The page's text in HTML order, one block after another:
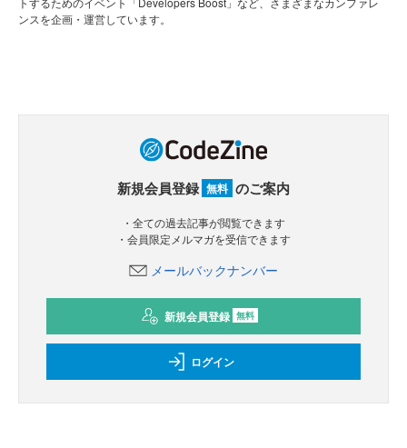
ンスを企画・運営しています。
新規会員登録 無料 のご案内
・全ての過去記事が閲覧できます
・会員限定メルマガを受信できます
メールバックナンバー
新規会員登録 無料
ログイン